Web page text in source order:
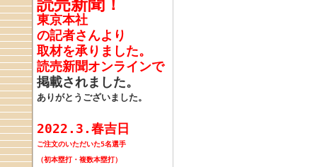
読売新聞！
東京本社
の記者さんより
取材を承りました。
読売新聞オンラインで
掲載されました。
ありがとうございました。
2022.3.春吉日
ご注文のいただいた5名選手
（初本塁打・複数本塁打）